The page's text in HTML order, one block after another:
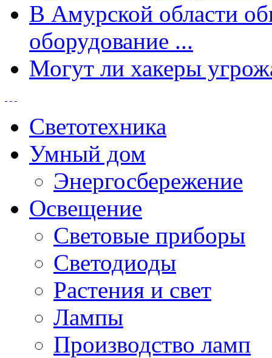
В Амурской области
оборудование ...
Могут ли хакеры
Светотехника
Умный дом
Энергосбережение
Освещение
Световые приборы
Светодиоды
Растения и свет
Лампы
Производство ламп